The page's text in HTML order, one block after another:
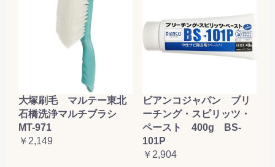
大塚刷毛 マルテー東北
石橋洗浄マルチブラシ
MT-971
￥2,149
ビアンコジャパン ブリ
ーチング・スピリッツ・
ペースト 400g BS-
101P
￥2,904